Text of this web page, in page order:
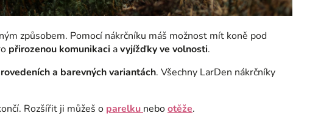
způsobem. Pomocí nákrčníku máš možnost mít koně pod
přirozenou komunikaci avyjížďky ve volnosti.
a barevných variantách. Všechny LarDen nákrčníky
Rozšířit ji můžeš o parelku nebootěže.